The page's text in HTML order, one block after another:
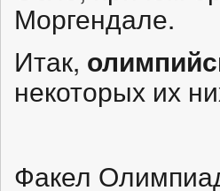
Моргендале.
Итак,
некоторых их
Факел